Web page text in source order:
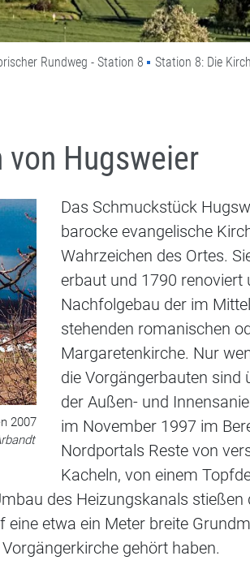
Rundweg - Station 8 Station 8: Die
von Hugsweier
2007
Das Schmuckstück
barocke evangelische
Wahrzeichen des Ortes.
erbaut und 1790 renoviert
Nachfolgebau der im
stehenden romanischen
Margaretenkirche. Nur
die Vorgängerbauten sind
der Außen- und
im November 1997 im
Nordportals Reste von
Kacheln, von einem
des Heizungskanals stießen
etwa ein Meter breite
gehört haben.